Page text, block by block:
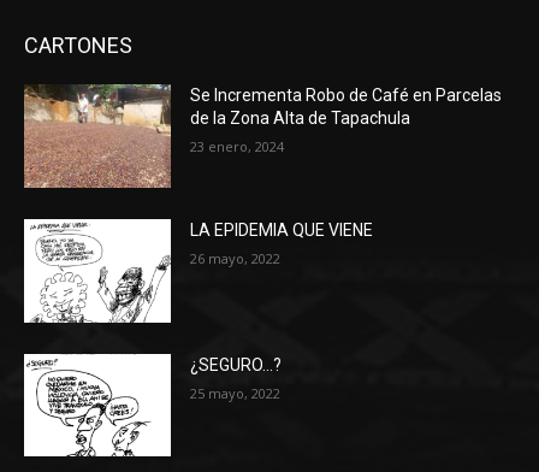
CARTONES
Se Incrementa Robo de Café en Parcelas
de la Zona Alta de Tapachula
23 enero, 2024
LA EPIDEMIA QUE VIENE
26 mayo, 2022
¿SEGURO…?
25 mayo, 2022